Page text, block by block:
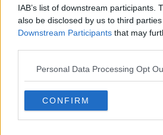
IAB’s list of downstream participants.
also be disclosed by us to third
Downstream Participants that may
Personal Data Processing Opt
CONFIRM
Pizza Capriciosa